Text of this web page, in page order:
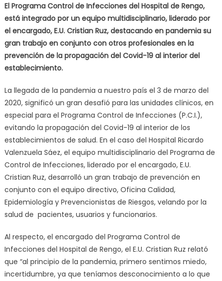
El Programa Control de Infecciones del Hospital de Rengo,
está integrado por un equipo multidisciplinario, liderado por
el encargado, E.U. Cristian Ruz, destacando en pandemia su
gran trabajo en conjunto con otros profesionales en la
prevención de la propagación del Covid-19 al interior del
establecimiento.
La llegada de la pandemia a nuestro país el 3 de marzo del
2020, significó un gran desafió para las unidades clínicos, en
especial para el Programa Control de Infecciones (P.C.I.),
evitando la propagación del Covid-19 al interior de los
establecimientos de salud. En el caso del Hospital Ricardo
Valenzuela Sáez, el equipo multidisciplinario del Programa de
Control de Infecciones, liderado por el encargado, E.U.
Cristian Ruz, desarrolló un gran trabajo de prevención en
conjunto con el equipo directivo, Oficina Calidad,
Epidemiología y Prevencionistas de Riesgos, velando por la
salud de pacientes, usuarios y funcionarios.
Al respecto, el encargado del Programa Control de
Infecciones del Hospital de Rengo, el E.U. Cristian Ruz relató
que “al principio de la pandemia, primero sentimos miedo,
incertidumbre, ya que teníamos desconocimiento a lo que